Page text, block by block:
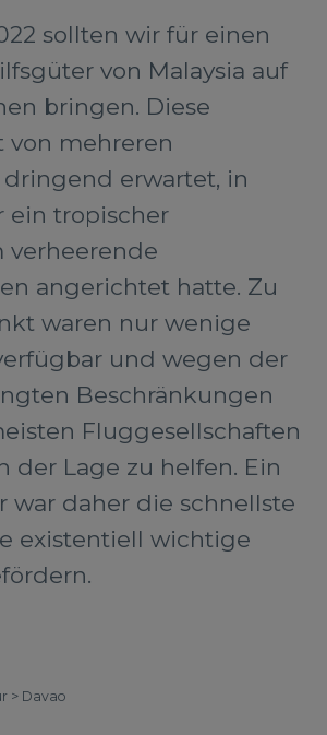
sollten wir für einen
von Malaysia auf
bringen. Diese
mehreren
erwartet, in
ein tropischer
verheerende
angerichtet hatte. Zu
waren nur wenige
und wegen der
Beschränkungen
Fluggesellschaften
der Lage zu helfen. Ein
war daher die schnellste
existentiell wichtige
> Davao